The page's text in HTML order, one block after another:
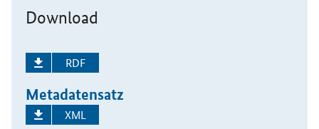
Download
RDF
Metadatensatz
XML